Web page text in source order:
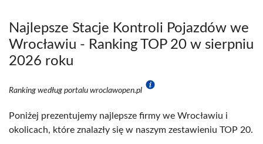
Najlepsze Stacje Kontroli Pojazdów we
Wrocławiu - Ranking TOP 20 w sierpniu
2026 roku
Ranking według portalu wroclawopen.pl
Poniżej prezentujemy najlepsze firmy we Wrocławiu i
okolicach, które znalazły się w naszym zestawieniu TOP 20.